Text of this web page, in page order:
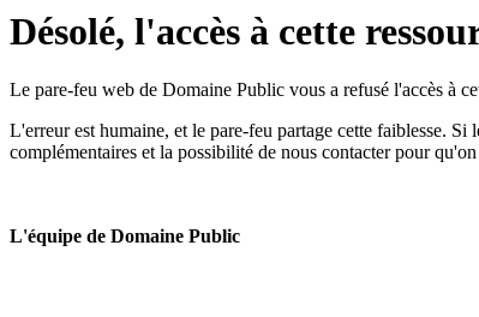
Désolé, l'accès à cette
Le pare-feu web de Domaine Public vous a refusé l'accès à
L'erreur est humaine, et le pare-feu partage cette faiblesse.
complémentaires et la possibilité de nous contacter pour
L'équipe de Domaine Public